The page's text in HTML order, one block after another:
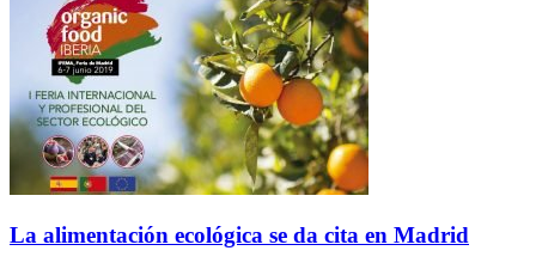
La alimentación ecológica se da cita en Madrid